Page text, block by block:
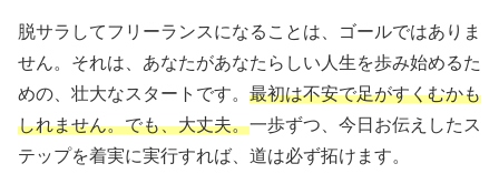
脱サラしてフリーランスになることは、ゴールではありま
せん。それは、あなたがあなたらしい人生を歩み始めるた
めの、壮大なスタートです。 最初は不安で足がすくむかも
しれません。でも、大丈夫。一歩ずつ、今日お伝えしたス
テップを着実に実行すれば、道は必ず拓けます。